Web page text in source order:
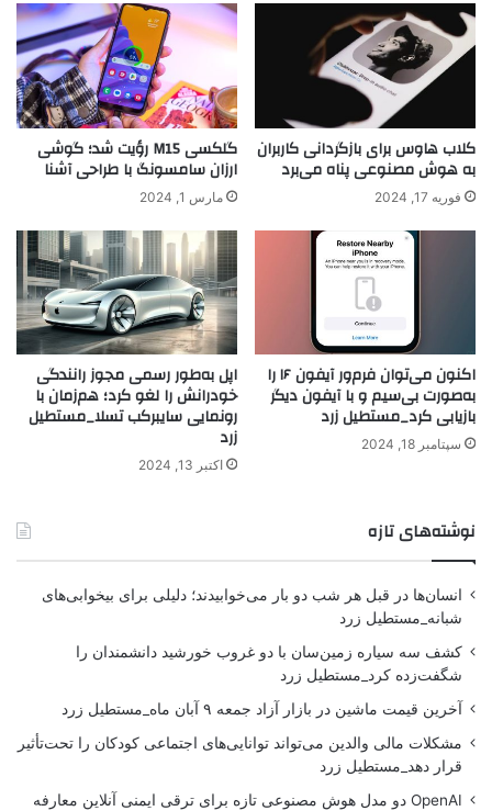
کلاب هاوس برای بازگردانی کاربران
به هوش مصنوعی پناه می‌برد
فوریه 17, 2024
گلکسی M15 رؤیت شد؛ گوشی
ارزان سامسونگ با طراحی آشنا
مارس 1, 2024
اکنون می‌توان فرم‌ور آیفون ۱۶ را
به‌صورت بی‌سیم و با آیفون دیگر
بازیابی کرد_مستطیل زرد
سپتامبر 18, 2024
اپل به‌طور رسمی مجوز رانندگی
خودرانش را لغو کرد؛ هم‌زمان با
رونمایی سایبرکب تسلا_مستطیل
زرد
اکتبر 13, 2024
نوشته‌های تازه
انسان‌ها در قبل هر شب دو بار می‌خوابیدند؛ دلیلی برای بیخوابی‌های
شبانه_مستطیل زرد
کشف سه سیاره زمین‌سان با دو غروب خورشید دانشمندان را
شگفت‌زده کرد_مستطیل زرد
آخرین قیمت ماشین در بازار آزاد جمعه ۹ آبان ماه_مستطیل زرد
مشکلات مالی والدین می‌تواند توانایی‌های اجتماعی کودکان را تحت‌تأثیر
قرار دهد_مستطیل زرد
OpenAI دو مدل هوش مصنوعی تازه برای ترقی ایمنی آنلاین معارفه